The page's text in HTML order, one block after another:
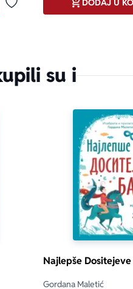
Dodaj u omiljeneDODAJ U
su i
Najlepše
Gordana Maletić